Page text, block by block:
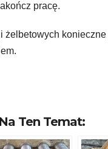
pracę.
żelbetowych
Ten Temat: